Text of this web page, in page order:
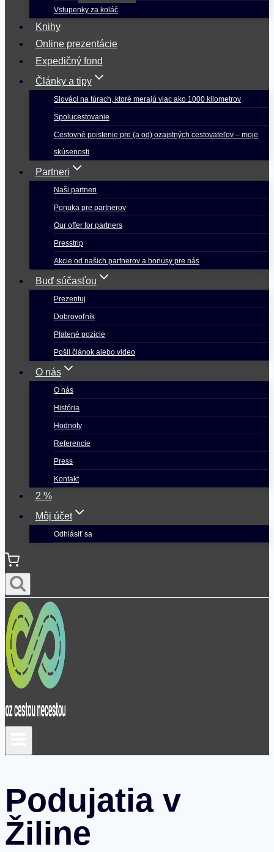
Vstupenky za koláč
Knihy
Online prezentácie
Expedičný fond
Články a tipy
Slováci na túrach, ktoré merajú viac ako 1000 kilometrov
Spolucestovanie
Cestovné poistenie pre (a od) ozajstných cestovateľov – moje
skúsenosti
Partneri
Naši partneri
Ponuka pre partnerov
Our offer for partners
Presstrip
Akcie od našich partnerov a bonusy pre nás
Buď súčasťou
Prezentuj
Dobrovoľník
Platené pozície
Pošli článok alebo video
O nás
O nás
História
Hodnoty
Referencie
Press
Kontakt
2 %
Môj účet
Odhlásiť sa
Podujatia v
Žiline